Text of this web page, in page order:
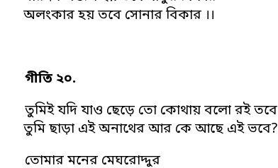
অলংকার হয় তবে সোনার বিকার ।।
গীতি ২০.
তুমিই যদি যাও ছেড়ে তো কোথায় বলো রই তবে
তুমি ছাড়া এই অনাথের আর কে আছে এই ভবে?
তোমার মনের মেঘরোদ্দুর